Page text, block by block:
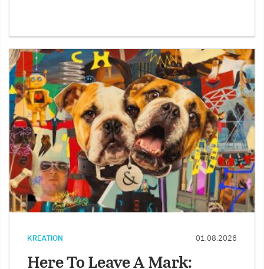
KREATION 01.08.2026
Here To Leave A Mark: